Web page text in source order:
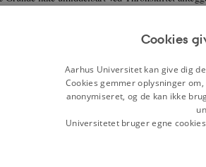
medmindre anderledes ved Lov
i Tilfælde af Kongens Umyndighed, Sygdom
ved Lov. Derved fastsættes tillige,
bestem­mes Apanager ved Lov. Apanagerne
Cookies
Aarhus Universitet kan give dig
Cookies gemmer oplysninger
anonymiseret, og de kan ikke
Universitetet bruger egne